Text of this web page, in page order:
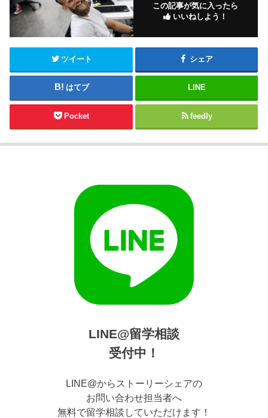
この記事が気に入ったら
いいねしよう！
ツイート シェア
はてブ LINE
Pocket feedly
LINE@留学相談
受付中！
LINE@からストーリーシェアの
お問い合わせ担当者へ
無料で留学相談していただけます！